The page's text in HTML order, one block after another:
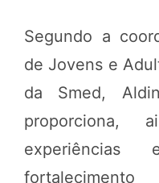
Segundo a
de Jovens e
da Smed,